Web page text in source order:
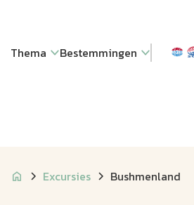
Thema Bestemmingen
Excursies Bushmenland